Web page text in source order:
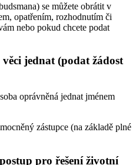
se můžete obrátit v
opatřením, rozhodnutím či
nebo pokud chcete podat
jednat (podat žádost
oprávněná jednat jménem
zástupce (na základě plné
pro řešení životní